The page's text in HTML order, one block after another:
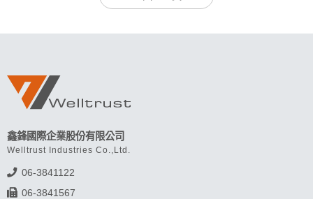
鑫鋒國際企業股份有限公司
Welltrust Industries Co.,Ltd.
06-3841122
06-3841567